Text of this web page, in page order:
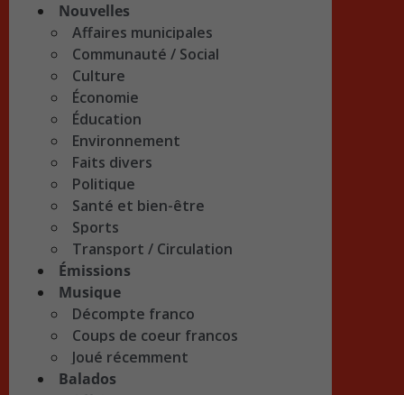
Nouvelles
Affaires municipales
Communauté / Social
Culture
Économie
Éducation
Environnement
Faits divers
Politique
Santé et bien-être
Sports
Transport / Circulation
Émissions
Musique
Décompte franco
Coups de coeur francos
Joué récemment
Balados